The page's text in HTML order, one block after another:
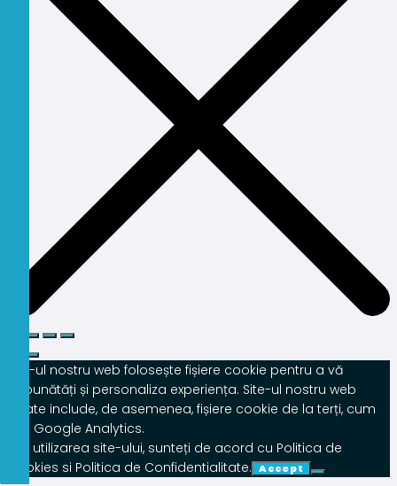
Site-ul nostru web folosește fișiere cookie pentru a vă
îmbunătăți și personaliza experiența. Site-ul nostru web
poate include, de asemenea, fișiere cookie de la terți, cum
ar fi Google Analytics.
Prin utilizarea site-ului, sunteți de acord cu Politica de
Cookies si Politica de Confidentialitate. Accept